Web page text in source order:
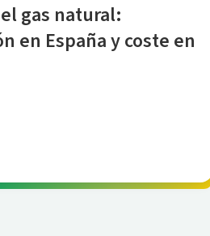
gas natural:
en España y coste en